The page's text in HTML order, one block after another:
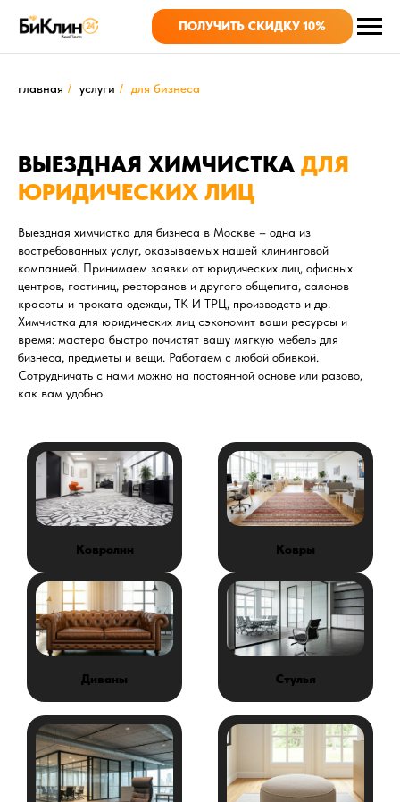
ПОЛУЧИТЬ СКИДКУ 10%
главная / услуги / для бизнеса
ВЫЕЗДНАЯ ХИМЧИСТКА ДЛЯ
ЮРИДИЧЕСКИХ ЛИЦ
Выездная химчистка для бизнеса в Москве – одна из
востребованных услуг, оказываемых нашей клининговой
компанией. Принимаем заявки от юридических лиц, офисных
центров, гостиниц, ресторанов и другого общепита, салонов
красоты и проката одежды, ТК И ТРЦ, производств и др.
Химчистка для юридических лиц сэкономит ваши ресурсы и
время: мастера быстро почистят вашу мягкую мебель для
бизнеса, предметы и вещи. Работаем с любой обивкой.
Сотрудничать с нами можно на постоянной основе или разово,
как вам удобно.
Ковролин Ковры
Диваны Стулья